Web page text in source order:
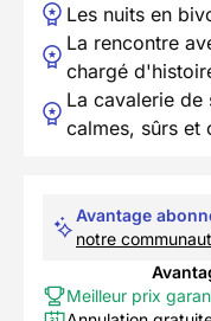
Les nuits en
La rencontre
chargé
La cavalerie de
calmes, sûrs et
Avantage
notre
Meilleur prix